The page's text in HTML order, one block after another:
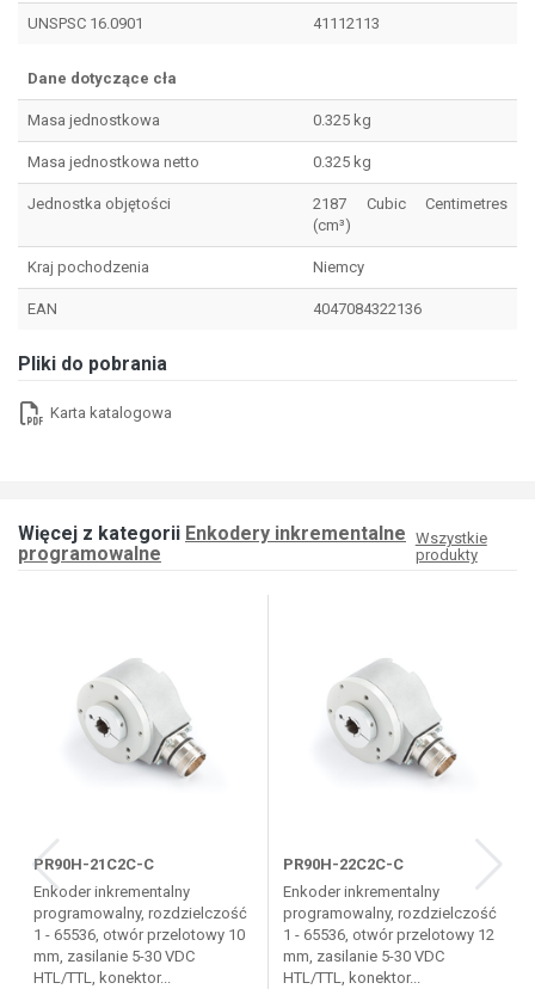
UNSPSC 16.0901 41112113
Dane dotyczące cła
Masa jednostkowa 0.325 kg
Masa jednostkowa netto 0.325 kg
Jednostka objętości
2187 Cubic Centimetres
(cm³)
Kraj pochodzenia Niemcy
EAN 4047084322136
Pliki do pobrania
Karta katalogowa
Więcej z kategorii Enkodery inkrementalne
programowalne
Wszystkie
produkty
PR90H-21C2C-C
Enkoder inkrementalny
programowalny, rozdzielczość
1 - 65536, otwór przelotowy 10
mm, zasilanie 5-30 VDC
HTL/TTL, konektor...
PR90H-22C2C-C
Enkoder inkrementalny
programowalny, rozdzielczość
1 - 65536, otwór przelotowy 12
mm, zasilanie 5-30 VDC
HTL/TTL, konektor...